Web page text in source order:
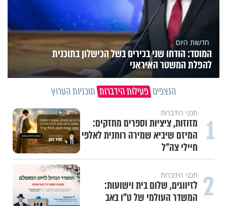
חדשות היום
המוסד: הודחו שני בכירים בשל הכישלון בתוכנית
להפלת המשטר האיראני
הנצפים פעילות הידברות תוכניות הערוץ
1 תכני הידברות
מזוזות, ציציות וספרים מחזקים:
המיזם שיביא שמירה רוחנית לאלפי
חיילי צה"ל
2 תכני הידברות
לזיווגים, שלום בית וישועות:
המשדר העולמי של ט"ו באב